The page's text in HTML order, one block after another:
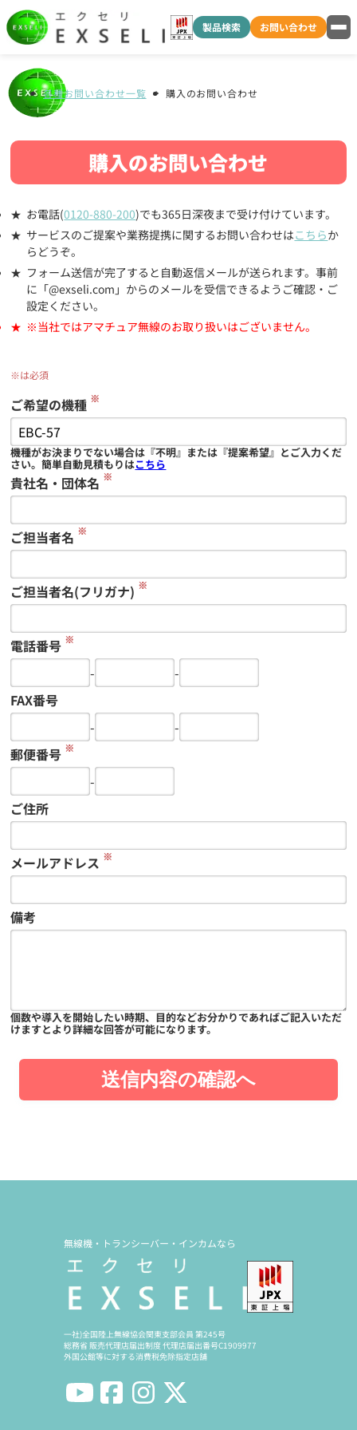
製品検索 お問い合わせ
各種お問い合わせ一覧 購入のお問い合わせ
購入のお問い合わせ
お電話(0120-880-200)でも365日深夜まで受け付けています。
サービスのご提案や業務提携に関するお問い合わせはこちらか
らどうぞ。
フォーム送信が完了すると自動返信メールが送られます。事前
に「@exseli.com」からのメールを受信できるようご確認・ご
設定ください。
※当社ではアマチュア無線のお取り扱いはございません。
※は必須
ご希望の機種 ※
機種がお決まりでない場合は『不明』または『提案希望』とご入力くだ
さい。簡単自動見積もりはこちら
貴社名・団体名 ※
ご担当者名 ※
ご担当者名(フリガナ) ※
電話番号 ※
-
-
FAX番号
-
-
郵便番号 ※
-
ご住所
メールアドレス ※
備考
個数や導入を開始したい時期、目的などお分かりであればご記入いただ
けますとより詳細な回答が可能になります。
送信内容の確認へ
無線機・トランシーバー・インカムなら
一社)全国陸上無線協会関東支部会員 第245号
総務省 販売代理店届出制度 代理店届出番号C1909977
外国公館等に対する消費税免除指定店舗